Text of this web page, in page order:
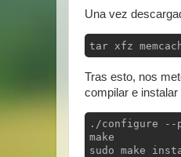
Una vez
tar xfz
Tras esto, nos
compilar e instalar
./configure --
make
sudo make